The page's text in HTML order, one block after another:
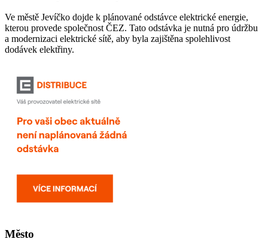
Ve městě Jevíčko dojde k plánované odstávce elektrické energie,
kterou provede společnost ČEZ. Tato odstávka je nutná pro údržbu
a modernizaci elektrické sítě, aby byla zajištěna spolehlivost
dodávek elektřiny.
Město